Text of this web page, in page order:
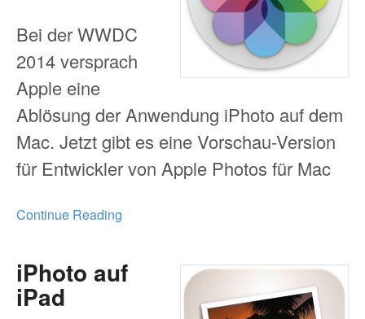
Bei der WWDC
2014 versprach
Apple eine
Ablösung der Anwendung iPhoto auf dem
Mac. Jetzt gibt es eine Vorschau-Version
für Entwickler von Apple Photos für Mac
Continue Reading
iPhoto auf
iPad